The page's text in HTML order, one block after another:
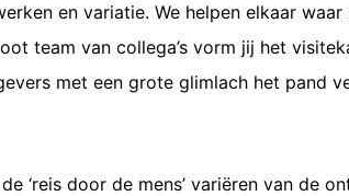
en variatie. We helpen elkaar
team van collega’s vorm jij het
met een grote glimlach het pand
‘reis door de mens’ variëren van de